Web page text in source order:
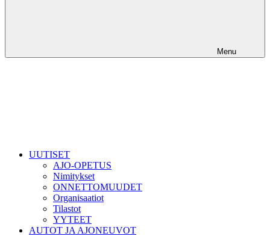
Menu
UUTISET
AJO-OPETUS
Nimitykset
ONNETTOMUUDET
Organisaatiot
Tilastot
YYTEET
AUTOT JA AJONEUVOT